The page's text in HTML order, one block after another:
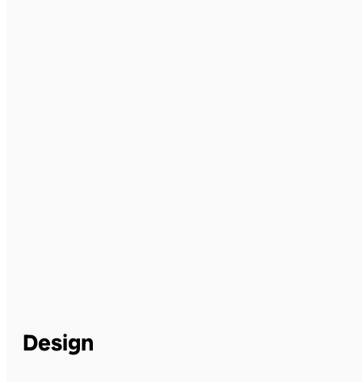
Design